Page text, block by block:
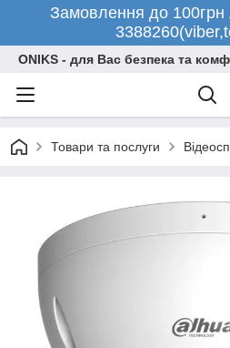
Замовлення до
ONIKS - для Вас безпека та
Товари та послуги